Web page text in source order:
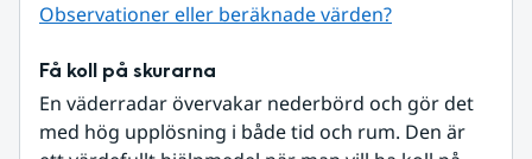
Observationer eller beräknade värden?
Få koll på skurarna
En väderradar övervakar nederbörd och gör det
med hög upplösning i både tid och rum. Den är